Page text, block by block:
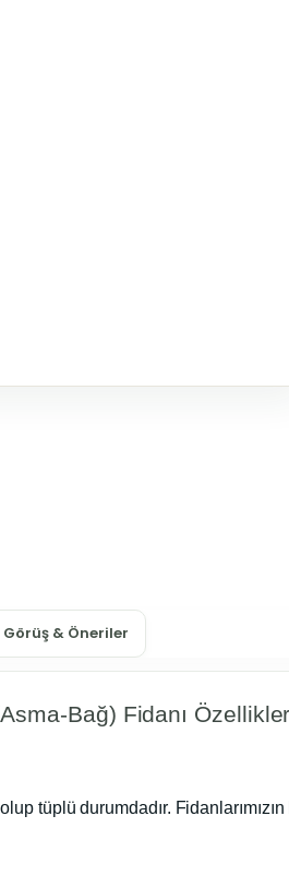
Görüş & Öneriler
Bağ) Fidanı
tüplü durumdadır.